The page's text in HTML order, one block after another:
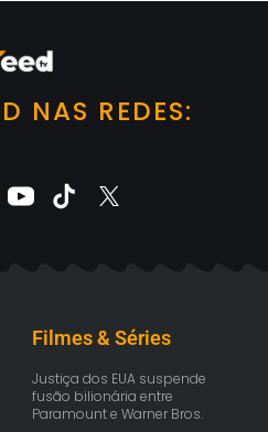
NAS REDES:
Filmes & Séries
Justiça dos EUA suspende
fusão bilionária entre
Paramount e Warner Bros.